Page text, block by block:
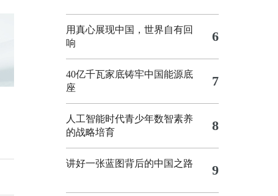
用真心展现中国，世界自有回
响
6
40亿千瓦家底铸牢中国能源底
座
7
人工智能时代青少年数智素养
的战略培育
8
讲好一张蓝图背后的中国之路 9